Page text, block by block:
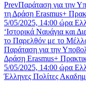
PrevΠαράταση για την
τη Δράση Erasmus+
5/05/2025, 14:00 ώρα
‘Ιστορικά Ναυάγια και
το Παρελθόν με το
Παράταση για την
Δράση Erasmus+
5/05/2025, 14:00 ώρα
Έλληνες Πολίτες